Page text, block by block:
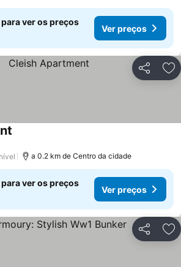
ver os preços
Ver preços
Partilhar
a 0.2 km de Centro da cidade
ver os preços
Ver preços
Partilhar